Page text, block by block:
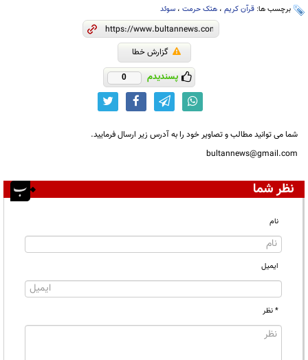
برچسب ها: قرآن کریم ، هتک حرمت ، سوئد
گزارش خطا
پسندیدم 0
شما می توانید مطالب و تصاویر خود را به آدرس زیر ارسال فرمایید.
bultannews@gmail.com
نظر شما
نام
ایمیل
* نظر